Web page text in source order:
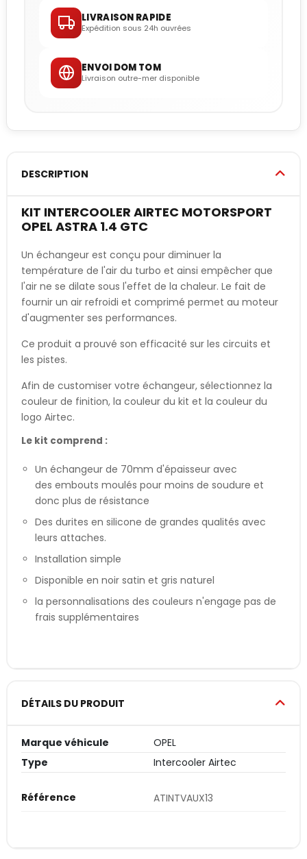
LIVRAISON RAPIDE
Expédition sous 24h ouvrées
ENVOI DOM TOM
Livraison outre-mer disponible
DESCRIPTION
KIT INTERCOOLER AIRTEC MOTORSPORT
OPEL ASTRA 1.4 GTC
Un échangeur est conçu pour diminuer la
température de l'air du turbo et ainsi empêcher que
l'air ne se dilate sous l'effet de la chaleur. Le fait de
fournir un air refroidi et comprimé permet au moteur
d'augmenter ses performances.
Ce produit a prouvé son efficacité sur les circuits et
les pistes.
Afin de customiser votre échangeur, sélectionnez la
couleur de finition, la couleur du kit et la couleur du
logo Airtec.
Le kit comprend :
Un échangeur de 70mm d'épaisseur avec
des embouts moulés pour moins de soudure et
donc plus de résistance
Des durites en silicone de grandes qualités avec
leurs attaches.
Installation simple
Disponible en noir satin et gris naturel
la personnalisations des couleurs n'engage pas de
frais supplémentaires
DÉTAILS DU PRODUIT
Marque véhicule
OPEL
Type
Intercooler Airtec
Référence ATINTVAUX13